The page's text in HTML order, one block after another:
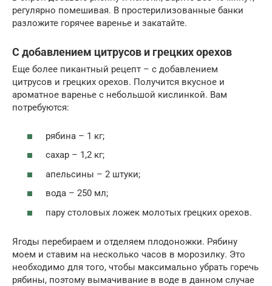
регулярно помешивая. В простерилизованные банки
разложите горячее варенье и закатайте.
С добавлением цитрусов и грецких орехов
Еще более пикантный рецепт – с добавлением
цитрусов и грецких орехов. Получится вкусное и
ароматное варенье с небольшой кислинкой. Вам
потребуются:
рябина – 1 кг;
сахар – 1,2 кг;
апельсины – 2 штуки;
вода – 250 мл;
пару столовых ложек молотых грецких орехов.
Ягоды перебираем и отделяем плодоножки. Рябину
моем и ставим на несколько часов в морозилку. Это
необходимо для того, чтобы максимально убрать горечь
рябины, поэтому вымачивание в воде в данном случае